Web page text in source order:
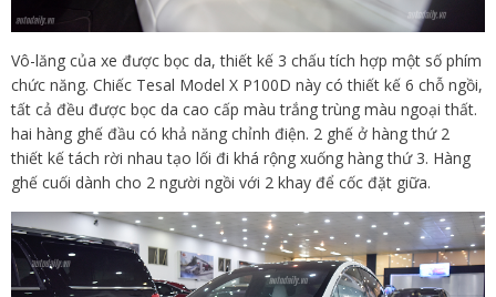
Vô-lăng của xe được bọc da, thiết kế 3 chấu tích hợp một số phím
chức năng. Chiếc Tesal Model X P100D này có thiết kế 6 chỗ ngồi,
tất cả đều được bọc da cao cấp màu trắng trùng màu ngoại thất.
hai hàng ghế đầu có khả năng chỉnh điện. 2 ghế ở hàng thứ 2
thiết kế tách rời nhau tạo lối đi khá rộng xuống hàng thứ 3. Hàng
ghế cuối dành cho 2 người ngồi với 2 khay để cốc đặt giữa.